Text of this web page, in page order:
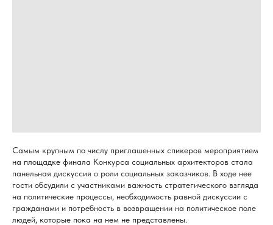
Самым крупным по числу приглашенных спикеров мероприятием
на площадке финала Конкурса социальных архитекторов стала
панельная дискуссия о роли социальных заказчиков. В ходе нее
гости обсудили с участниками важность стратегического взгляда
на политические процессы, необходимость равной дискуссии с
гражданами и потребность в возвращении на политическое поле
людей, которые пока на нем не представлены.